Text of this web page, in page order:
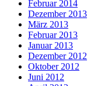
Februar 2014
Dezember 2013
März 2013
Februar 2013
Januar 2013
Dezember 2012
Oktober 2012
Juni 2012